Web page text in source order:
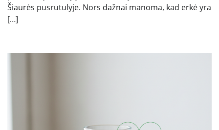
Šiaurės pusrutulyje. Nors dažnai manoma, kad erkė yra
[…]